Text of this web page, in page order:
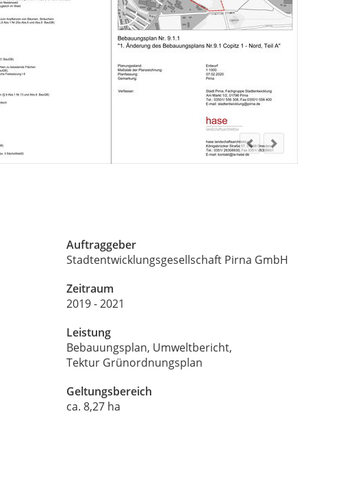
Auftraggeber
Stadtentwicklungsgesellschaft Pirna GmbH
Zeitraum
2019 - 2021
Leistung
Bebauungsplan, Umweltbericht,
Tektur Grünordnungsplan
Geltungsbereich
ca. 8,27 ha